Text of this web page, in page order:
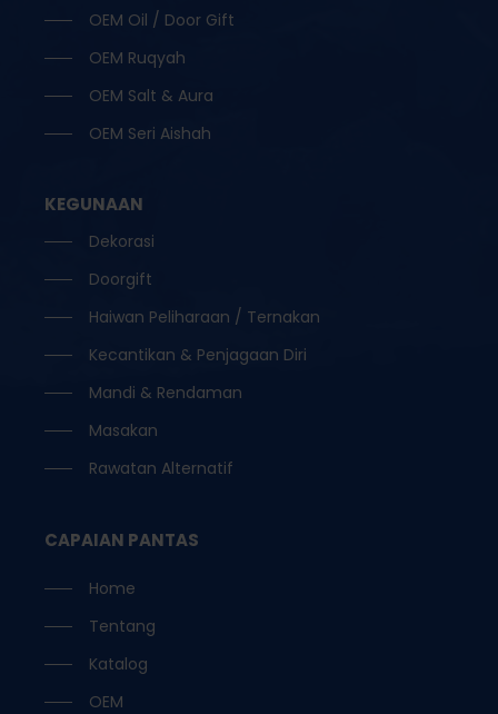
OEM Oil / Door Gift
OEM Ruqyah
OEM Salt & Aura
OEM Seri Aishah
KEGUNAAN
Dekorasi
Doorgift
Haiwan Peliharaan / Ternakan
Kecantikan & Penjagaan Diri
Mandi & Rendaman
Masakan
Rawatan Alternatif
CAPAIAN PANTAS
Home
Tentang
Katalog
OEM